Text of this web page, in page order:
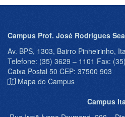
Campus Prof. José Rodrigues
Av. BPS, 1303, Bairro Pinheirinho,
Telefone: (35) 3629 – 1101 Fax:
Caixa Postal 50 CEP: 37500 903
Mapa do Campus
Campus